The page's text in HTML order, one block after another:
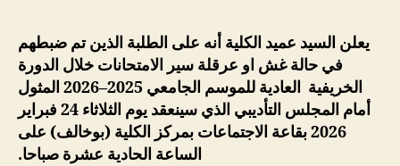
يعلن السيد عميد الكلية أنه على الطلبة الذين تم ضبطهم
في حالة غش او عرقلة سير الامتحانات خلال الدورة
الخريفية العادية للموسم الجامعي 2025
–
2026 المثول
أمام المجلس التأديبي
الذي سينعقد يوم الثلاثاء 24 فبراير
2026 بقاعة الاجتماعات بمركز الكلية (بوخالف)
على
الساعة الحادية عشرة صباحا.